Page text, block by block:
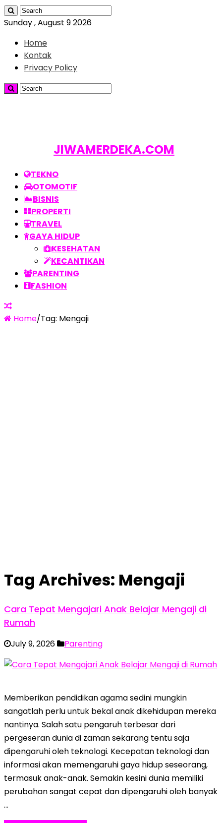
Sunday , August 9 2026
Home
Kontak
Privacy Policy
JIWAMERDEKA.COM
TEKNO
OTOMOTIF
BISNIS
PROPERTI
TRAVEL
GAYA HIDUP
KESEHATAN
KECANTIKAN
PARENTING
FASHION
Home/Tag: Mengaji
Tag Archives: Mengaji
Cara Tepat Mengajari Anak Belajar Mengaji di
Rumah
July 9, 2026 Parenting
Memberikan pendidikan agama sedini mungkin
sangatlah perlu untuk bekal anak dikehidupan mereka
nantinya. Salah satu pengaruh terbesar dari
pergeseran dunia di zaman sekarang tentu saja
dipengaruhi oleh teknologi. Kecepatan teknologi dan
informasi akan memengaruhi gaya hidup seseorang,
termasuk anak-anak. Semakin kesini dunia memiliki
perubahan sangat cepat dan dipengaruhi oleh banyak
…